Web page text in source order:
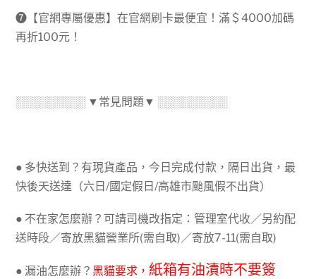
➐【官網專屬優惠】在官網刷卡最便宜！滿＄4000加碼
再折100元！
░░░░░░░░░ ▼常見問題▼ ░░░░░░░░░
● 多快送到？有現貨產品，今日完成付款，隔日出貨，最
快後天送達（六日/國定假日/高雄市颱風假不出貨）
● 不在家怎麼辦？可請司機改指定：管理室代收／另約配
送時段／寄放黑貓營業所(需自取)／寄放7-11(需自取)
● 漏油怎麼辦？黑貓要求， 紙箱有油漬時不要簽